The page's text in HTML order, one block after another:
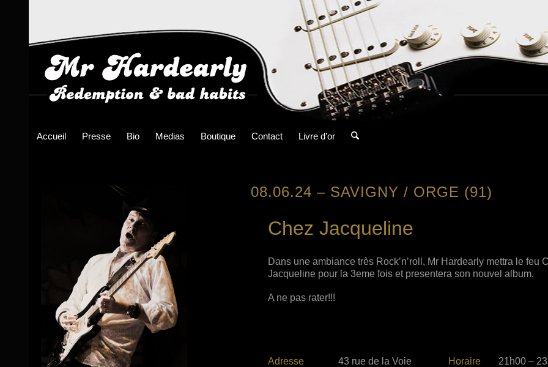
Accueil Presse Bio Medias Boutique Contact Livre d’or
08.06.24 – SAVIGNY / ORGE (91)
Chez Jacqueline
Dans une ambiance très Rock’n’roll, Mr Hardearly mettra le feu
Jacqueline pour la 3eme fois et presentera son nouvel album.
A ne pas rater!!!
Adresse
43 rue de la Voie
Horaire 21h00 –